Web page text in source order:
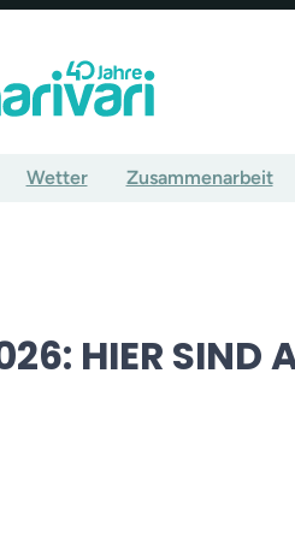
Wetter Zusammenarbeit
HIER SIND